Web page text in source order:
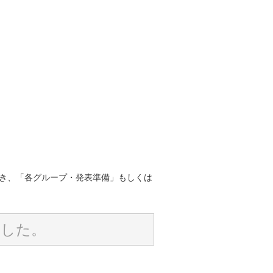
、「各グループ・発表準備」もしくは
た。